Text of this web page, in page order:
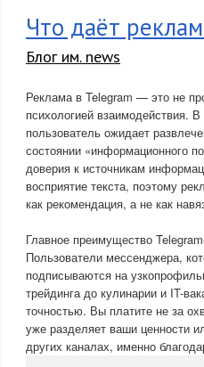
Что даёт
Блог им. news
Реклама в Telegram — это не
психологией взаимодействия.
пользователь ожидает
состоянии «информационного
доверия к источникам
восприятие текста, поэтому
как рекомендация, а не как
Главное преимущество
Пользователи мессенджера,
подписываются на
трейдинга до кулинарии и IT-
точностью. Вы платите не за
уже разделяет ваши ценности
других каналах, именно